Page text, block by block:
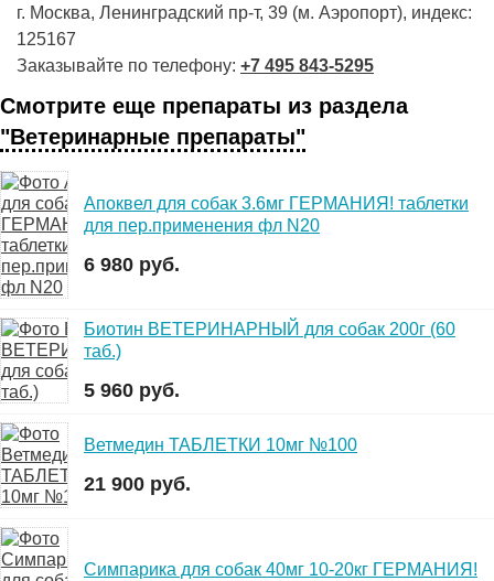
г. Москва, Ленинградский пр-т, 39 (м. Аэропорт), индекс:
125167
Заказывайте по телефону: +7 495 843-5295
Смотрите еще препараты из раздела
"Ветеринарные препараты"
Апоквел для собак 3.6мг ГЕРМАНИЯ! таблетки
для пер.применения фл N20
6 980 руб.
Биотин ВЕТЕРИНАРНЫЙ для собак 200г (60
таб.)
5 960 руб.
Ветмедин ТАБЛЕТКИ 10мг №100
21 900 руб.
Симпарика для собак 40мг 10-20кг ГЕРМАНИЯ!